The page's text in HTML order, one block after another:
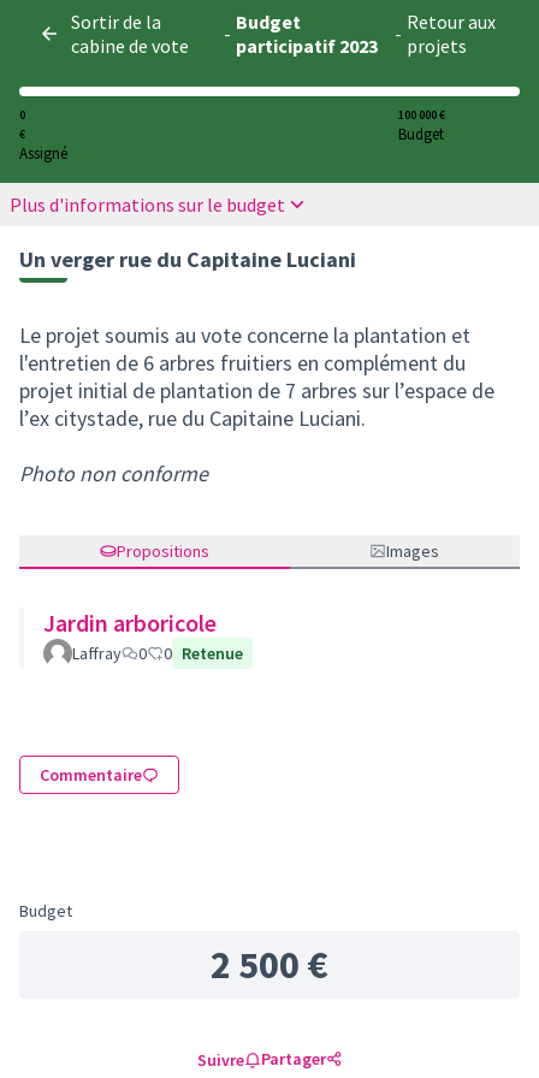
Sortir de la
cabine de vote
- Budget
participatif 2023
- Retour aux
projets
0
€
Assigné
100 000 €
Budget
Plus d'informations sur le budget
Un verger rue du Capitaine Luciani
Le projet soumis au vote concerne la plantation et
l'entretien de 6 arbres fruitiers en complément du
projet initial de plantation de 7 arbres sur l’espace de
l’ex citystade, rue du Capitaine Luciani.
Photo non conforme
Propositions Images
Jardin arboricole
Laffray 0 0 Retenue
Commentaire
Budget
2 500 €
Suivre Partager
Panneau de gestion des cookies